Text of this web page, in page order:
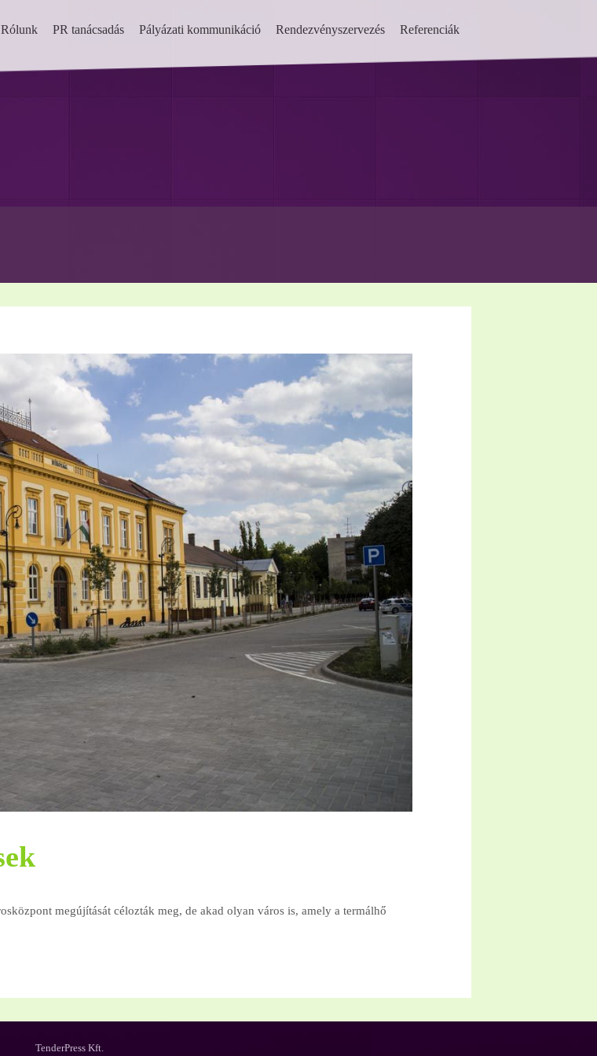
Rólunk PR tanácsadás Pályázati kommunikáció Rendezvényszervezés Referenciák
megújítását célozták meg, de akad olyan város is, amely a termálhő
TenderPress Kft.